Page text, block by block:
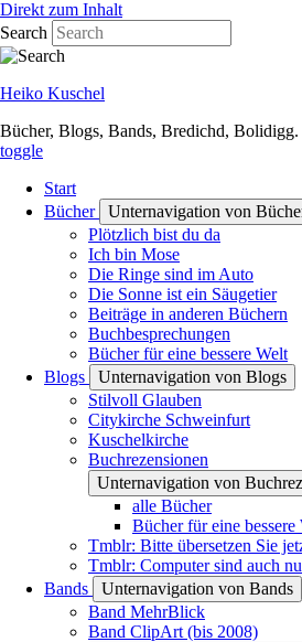
Direkt zum Inhalt
Search
Heiko Kuschel
Bücher, Blogs, Bands, Bredichd, Bolidigg.
toggle
Start
Bücher
Unternavigation von
Plötzlich bist du da
Ich bin Mose
Die Ringe sind im Auto
Die Sonne ist ein Säugetier
Beiträge in anderen Büchern
Buchbesprechungen
Bücher für eine bessere Welt
Blogs
Unternavigation von Blogs
Stilvoll Glauben
Citykirche Schweinfurt
Kuschelkirche
Buchrezensionen
Unternavigation von
alle Bücher
Bücher für eine bessere
Tmblr: Bitte übersetzen Sie
Tmblr: Computer sind auch
Bands
Unternavigation von Bands
Band MehrBlick
Band ClipArt (bis 2008)